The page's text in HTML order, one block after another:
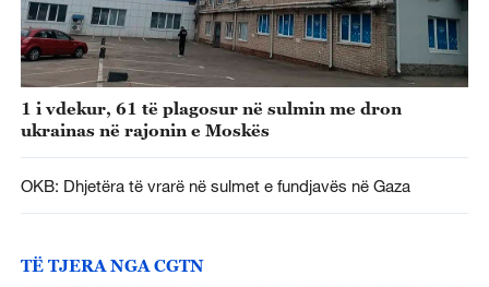
1 i vdekur, 61 të plagosur në sulmin me dron
ukrainas në rajonin e Moskës
OKB: Dhjetëra të vrarë në sulmet e fundjavës në Gaza
TË TJERA NGA CGTN